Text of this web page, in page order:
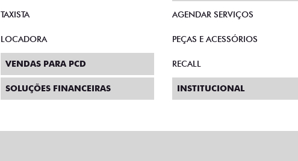
TAXISTA
LOCADORA
VENDAS PARA PCD
SOLUÇÕES FINANCEIRAS
AGENDAR SERVIÇOS
PEÇAS E ACESSÓRIOS
RECALL
INSTITUCIONAL